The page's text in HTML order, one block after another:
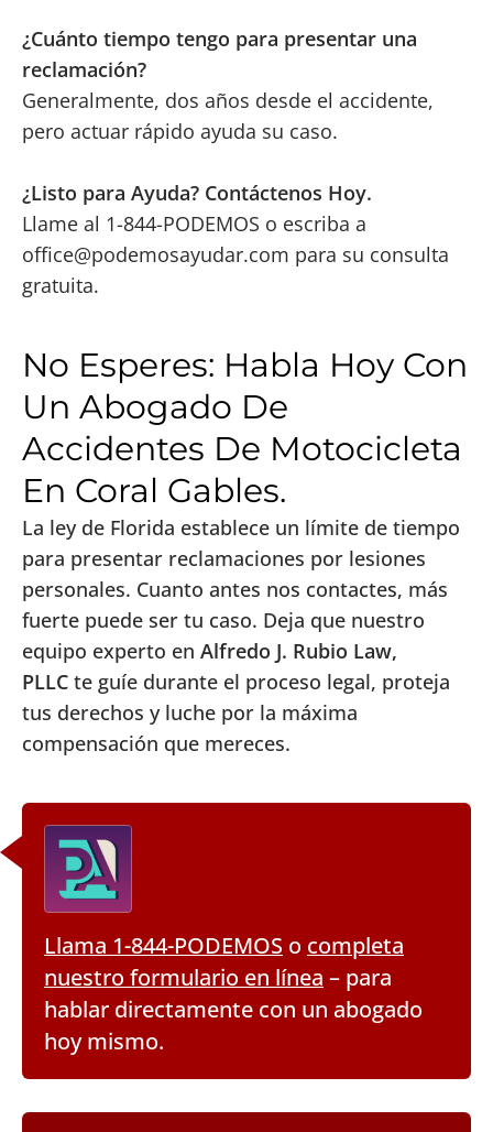
¿Cuánto tiempo tengo para presentar una
reclamación?
Generalmente, dos años desde el accidente,
pero actuar rápido ayuda su caso.
¿Listo para Ayuda? Contáctenos Hoy.
Llame al 1-844-PODEMOS o escriba a
office@podemosayudar.com para su consulta
gratuita.
No Esperes: Habla Hoy Con
Un Abogado De
Accidentes De Motocicleta
En Coral Gables.
La ley de Florida establece un límite de tiempo
para presentar reclamaciones por lesiones
personales. Cuanto antes nos contactes, más
fuerte puede ser tu caso. Deja que nuestro
equipo experto en Alfredo J. Rubio Law,
PLLC te guíe durante el proceso legal, proteja
tus derechos y luche por la máxima
compensación que mereces.
Llama 1-844-PODEMOS o completa
nuestro formulario en línea – para
hablar directamente con un abogado
hoy mismo.